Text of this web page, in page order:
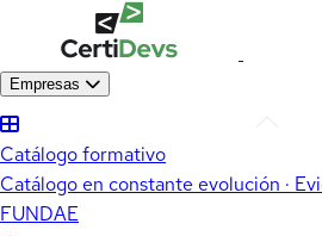
Empresas
Catálogo formativo
Catálogo en constante evolución ·
FUNDAE